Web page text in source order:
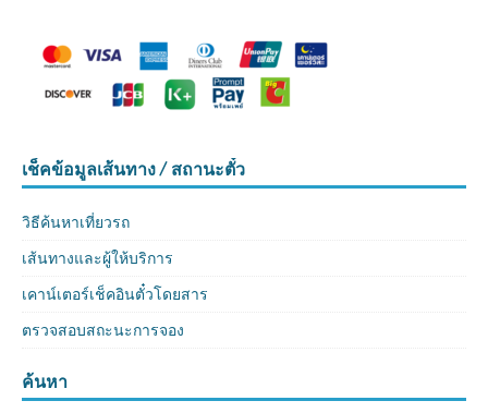
เช็คข้อมูลเส้นทาง / สถานะตั๋ว
วิธีค้นหาเที่ยวรถ
เส้นทางและผู้ให้บริการ
เคาน์เตอร์เช็คอินตั๋วโดยสาร
ตรวจสอบสถะนะการจอง
ค้นหา